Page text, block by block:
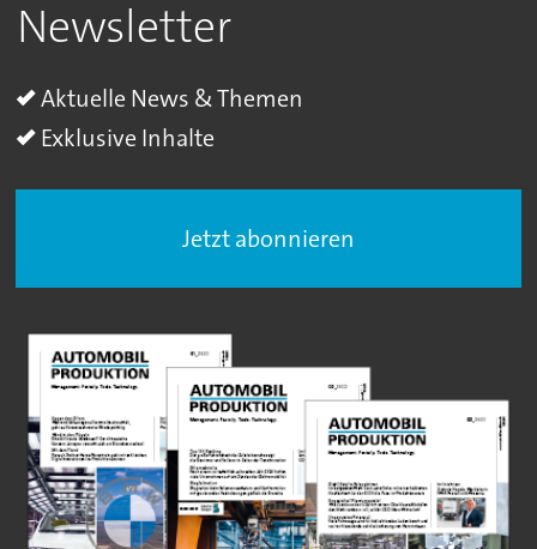
Newsletter
Aktuelle News & Themen
Exklusive Inhalte
Jetzt abonnieren